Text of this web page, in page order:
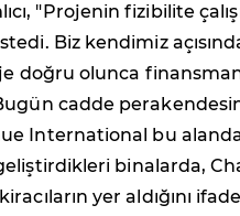
"Projenin fizibilite
Biz kendimiz
doğru olunca
cadde
International bu
geliştirdikleri binalarda,
yer aldığını